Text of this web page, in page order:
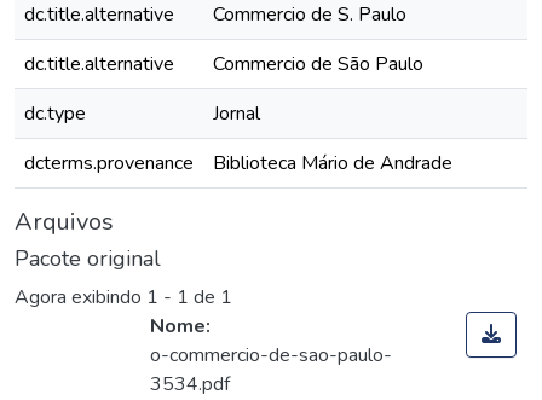
dc.title.alternative
Commercio de S. Paulo
dc.title.alternative
Commercio de São Paulo
dc.type
Jornal
dcterms.provenance
Biblioteca Mário de Andrade
Arquivos
Pacote original
Agora exibindo 1 - 1 de 1
Nome:
o-commercio-de-sao-paulo-
3534.pdf